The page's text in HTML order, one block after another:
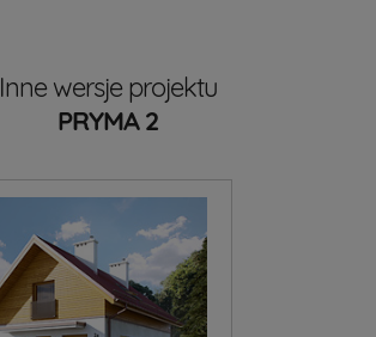
Inne wersje projektu
PRYMA 2